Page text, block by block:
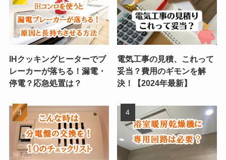
IHクッキングヒーターでブ
レーカーが落ちる！漏電・
停電？応急処置は？
電気工事の見積、これって
妥当？費用のギモンを解
決！【2024年最新】